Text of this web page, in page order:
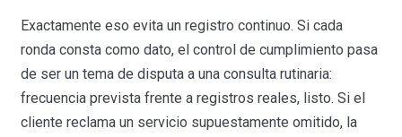
Exactamente eso evita un registro continuo. Si cada
ronda consta como dato, el control de cumplimiento pasa
de ser un tema de disputa a una consulta rutinaria:
frecuencia prevista frente a registros reales, listo. Si el
cliente reclama un servicio supuestamente omitido, la